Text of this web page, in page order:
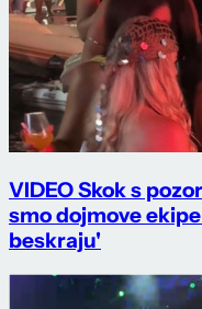
VIDEO Skok s
smo dojmove
beskraju'